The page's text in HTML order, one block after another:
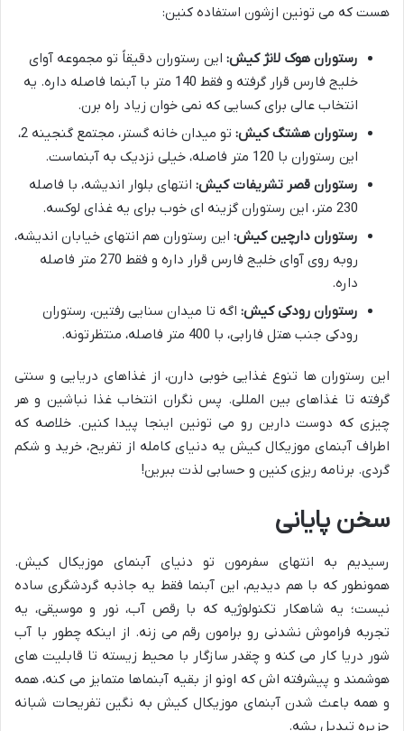
هست که می تونین ازشون استفاده کنین:
رستوران هوک لانژ کیش: این رستوران دقیقاً تو مجموعه آوای
خلیج فارس قرار گرفته و فقط 140 متر با آبنما فاصله داره. یه
انتخاب عالی برای کسایی که نمی خوان زیاد راه برن.
رستوران هشتگ کیش:
تو میدان خانه گستر، مجتمع گنجینه 2،
این رستوران با 120 متر فاصله، خیلی نزدیک به آبنماست.
رستوران قصر تشریفات کیش: انتهای بلوار اندیشه، با فاصله
230 متر، این رستوران گزینه ای خوب برای یه غذای لوکسه.
رستوران دارچین کیش: این رستوران هم انتهای خیابان اندیشه،
روبه روی آوای خلیج فارس قرار داره و فقط 270 متر فاصله
داره.
رستوران رودکی کیش: اگه تا میدان سنایی رفتین، رستوران
رودکی جنب هتل فارابی، با 400 متر فاصله، منتظرتونه.
این رستوران ها تنوع غذایی خوبی دارن، از غذاهای دریایی و سنتی
گرفته تا غذاهای بین المللی. پس نگران انتخاب غذا نباشین و هر
چیزی که دوست دارین رو می تونین اینجا پیدا کنین. خلاصه که
اطراف آبنمای موزیکال کیش یه دنیای کامله از تفریح، خرید و شکم
گردی. برنامه ریزی کنین و حسابی لذت ببرین!
سخن پایانی
رسیدیم به انتهای سفرمون تو دنیای آبنمای موزیکال کیش.
همونطور که با هم دیدیم، این آبنما فقط یه جاذبه گردشگری ساده
نیست؛ یه شاهکار تکنولوژیه که با رقص آب، نور و موسیقی، یه
تجربه فراموش نشدنی رو برامون رقم می زنه. از اینکه چطور با آب
شور دریا کار می کنه و چقدر سازگار با محیط زیسته تا قابلیت های
هوشمند و پیشرفته اش که اونو از بقیه آبنماها متمایز می کنه، همه
و همه باعث شدن آبنمای موزیکال کیش به نگین تفریحات شبانه
جزیره تبدیل بشه.